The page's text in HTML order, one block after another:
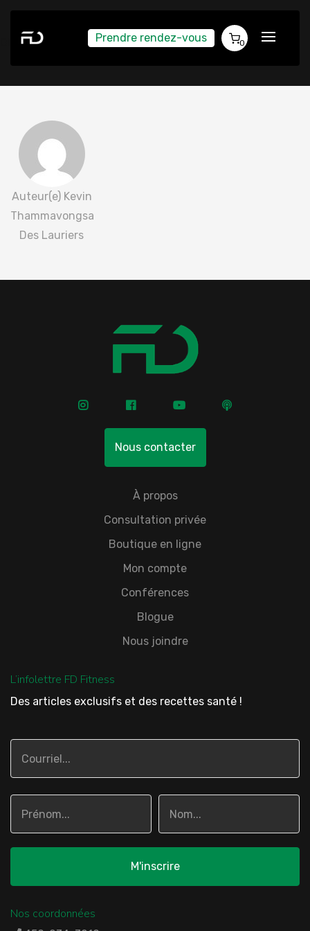
Prendre rendez-vous 0
Olivier Peteraitis 2022-02-25
Auteur(e) Kevin
Thammavongsa
Des Lauriers
Nous contacter
À propos
Consultation privée
Boutique en ligne
Mon compte
Conférences
Blogue
Nous joindre
L’infolettre FD Fitness
Des articles exclusifs et des recettes santé !
Nos coordonnées